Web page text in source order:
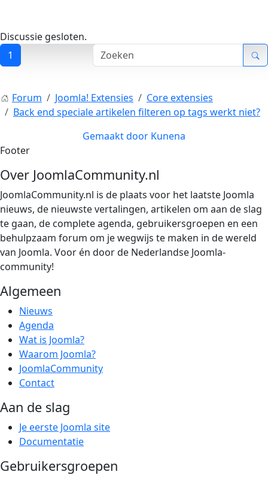
Discussie gesloten.
1
Forum Joomla! Extensies
Core extensies
Back end speciale artikelen filteren op tags werkt niet?
Gemaakt door Kunena
Footer
Over JoomlaCommunity.nl
JoomlaCommunity.nl is de plaats voor het laatste Joomla
nieuws, de nieuwste vertalingen, artikelen om aan de slag
te gaan, de complete agenda, gebruikersgroepen en een
behulpzaam forum om je wegwijs te maken in de wereld
van Joomla. Voor én door de Nederlandse Joomla-
community!
Algemeen
Nieuws
Agenda
Wat is Joomla?
Waarom Joomla?
JoomlaCommunity
Contact
Aan de slag
Je eerste Joomla site
Documentatie
Gebruikersgroepen